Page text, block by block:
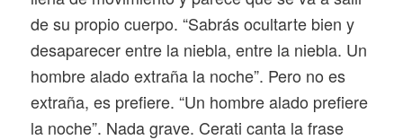
de su propio cuerpo. “Sabrás ocultarte bien y
desaparecer entre la niebla, entre la niebla. Un
hombre alado extraña la noche”. Pero no es
extraña, es prefiere. “Un hombre alado prefiere
la noche”. Nada grave. Cerati canta la frase